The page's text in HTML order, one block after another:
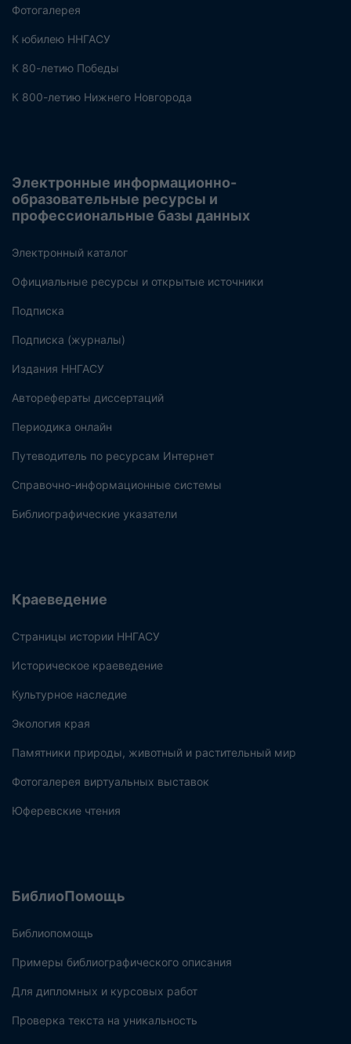
Фотогалерея
К юбилею ННГАСУ
К 80-летию Победы
К 800-летию Нижнего Новгорода
Электронные информационно-
образовательные ресурсы и
профессиональные базы данных
Электронный каталог
Официальные ресурсы и открытые источники
Подписка
Подписка (журналы)
Издания ННГАСУ
Авторефераты диссертаций
Периодика онлайн
Путеводитель по ресурсам Интернет
Справочно-информационные системы
Библиографические указатели
Краеведение
Страницы истории ННГАСУ
Историческое краеведение
Культурное наследие
Экология края
Памятники природы, животный и растительный мир
Фотогалерея виртуальных выставок
Юферевские чтения
БиблиоПомощь
Библиопомощь
Примеры библиографического описания
Для дипломных и курсовых работ
Проверка текста на уникальность